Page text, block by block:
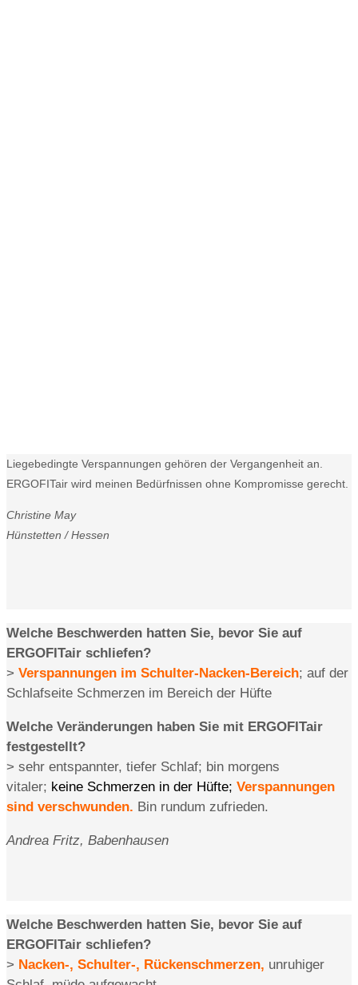
Liegebedingte Verspannungen gehören der Vergangenheit an.
ERGOFITair wird meinen Bedürfnissen ohne Kompromisse gerecht.
Christine May
Hünstetten / Hessen
Welche Beschwerden hatten Sie, bevor Sie auf
ERGOFITair schliefen?
> Verspannungen im Schulter-Nacken-Bereich; auf der
Schlafseite Schmerzen im Bereich der Hüfte
Welche Veränderungen haben Sie mit ERGOFITair
festgestellt?
> sehr entspannter, tiefer Schlaf; bin morgens
vitaler; keine Schmerzen in der Hüfte; Verspannungen
sind verschwunden. Bin rundum zufrieden.
Andrea Fritz, Babenhausen
Welche Beschwerden hatten Sie, bevor Sie auf
ERGOFITair schliefen?
> Nacken-, Schulter-, Rückenschmerzen, unruhiger